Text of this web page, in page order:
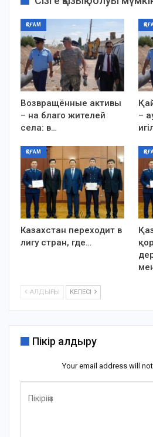
ҚОҒАМ
Возвращённые активы
– на благо жителей
села: в…
–
ҚОҒАМ
Казахстан переходит в
лигу стран, где…
АЛДЫҢҒЫ КЕЛЕСІ
Пікір қалдыру
Your email address will